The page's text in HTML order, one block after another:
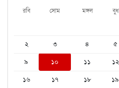
রবি সোম মঙ্গল বুধ
২
৩ ৪ ৫
৯
১০ ১১ ১২
১৬
১৭ ১৮ ১৯